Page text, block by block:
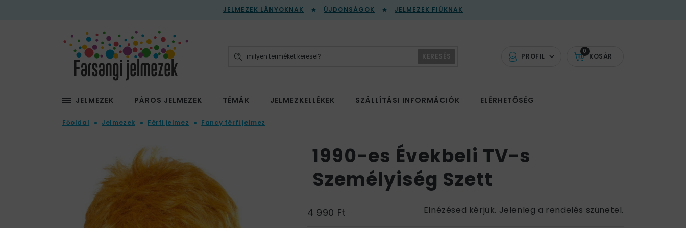
JELMEZEK LÁNYOKNAK ÚJDONSÁGOK JELMEZEK FIÚKNAK
PROFIL KOSÁR
0
KERESÉS
JELMEZEK PÁROS JELMEZEK TÉMÁK JELMEZKELLÉKEK SZÁLLÍTÁSI INFORMÁCIÓK ELÉRHETŐSÉG
Főoldal Jelmezek Férfi jelmez Fancy férfi jelmez
1990-es Évekbeli TV-s
Személyiség Szett
4 990 Ft Elnézésed kérjük. Jelenleg a rendelés szünetel.